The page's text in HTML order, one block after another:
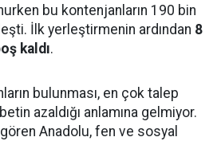
bu kontenjanların 190 bin
İlk yerleştirmenin ardından 8
kaldı.
bulunması, en çok talep
azaldığı anlamına gelmiyor.
Anadolu, fen ve sosyal